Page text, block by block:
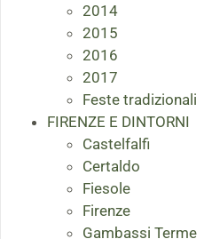
2014
2015
2016
2017
Feste tradizionali
FIRENZE E DINTORNI
Castelfalfi
Certaldo
Fiesole
Firenze
Gambassi Terme